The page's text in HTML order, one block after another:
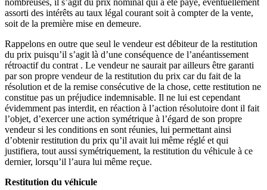
nombreuses, il s’agit du prix nominal qui a été payé, éventuellement
assorti des intérêts au taux légal courant soit à compter de la vente,
soit de la première mise en demeure.
Rappelons en outre que seul le vendeur est débiteur de la restitution
du prix puisqu’il s’agit là d’une conséquence de l’anéantissement
rétroactif du contrat . Le vendeur ne saurait par ailleurs être garanti
par son propre vendeur de la restitution du prix car du fait de la
résolution et de la remise consécutive de la chose, cette restitution ne
constitue pas un préjudice indemnisable. Il ne lui est cependant
évidemment pas interdit, en réaction à l’action résolutoire dont il fait
l’objet, d’exercer une action symétrique à l’égard de son propre
vendeur si les conditions en sont réunies, lui permettant ainsi
d’obtenir restitution du prix qu’il avait lui même réglé et qui
justifiera, tout aussi symétriquement, la restitution du véhicule à ce
dernier, lorsqu’il l’aura lui même reçue.
Restitution du véhicule